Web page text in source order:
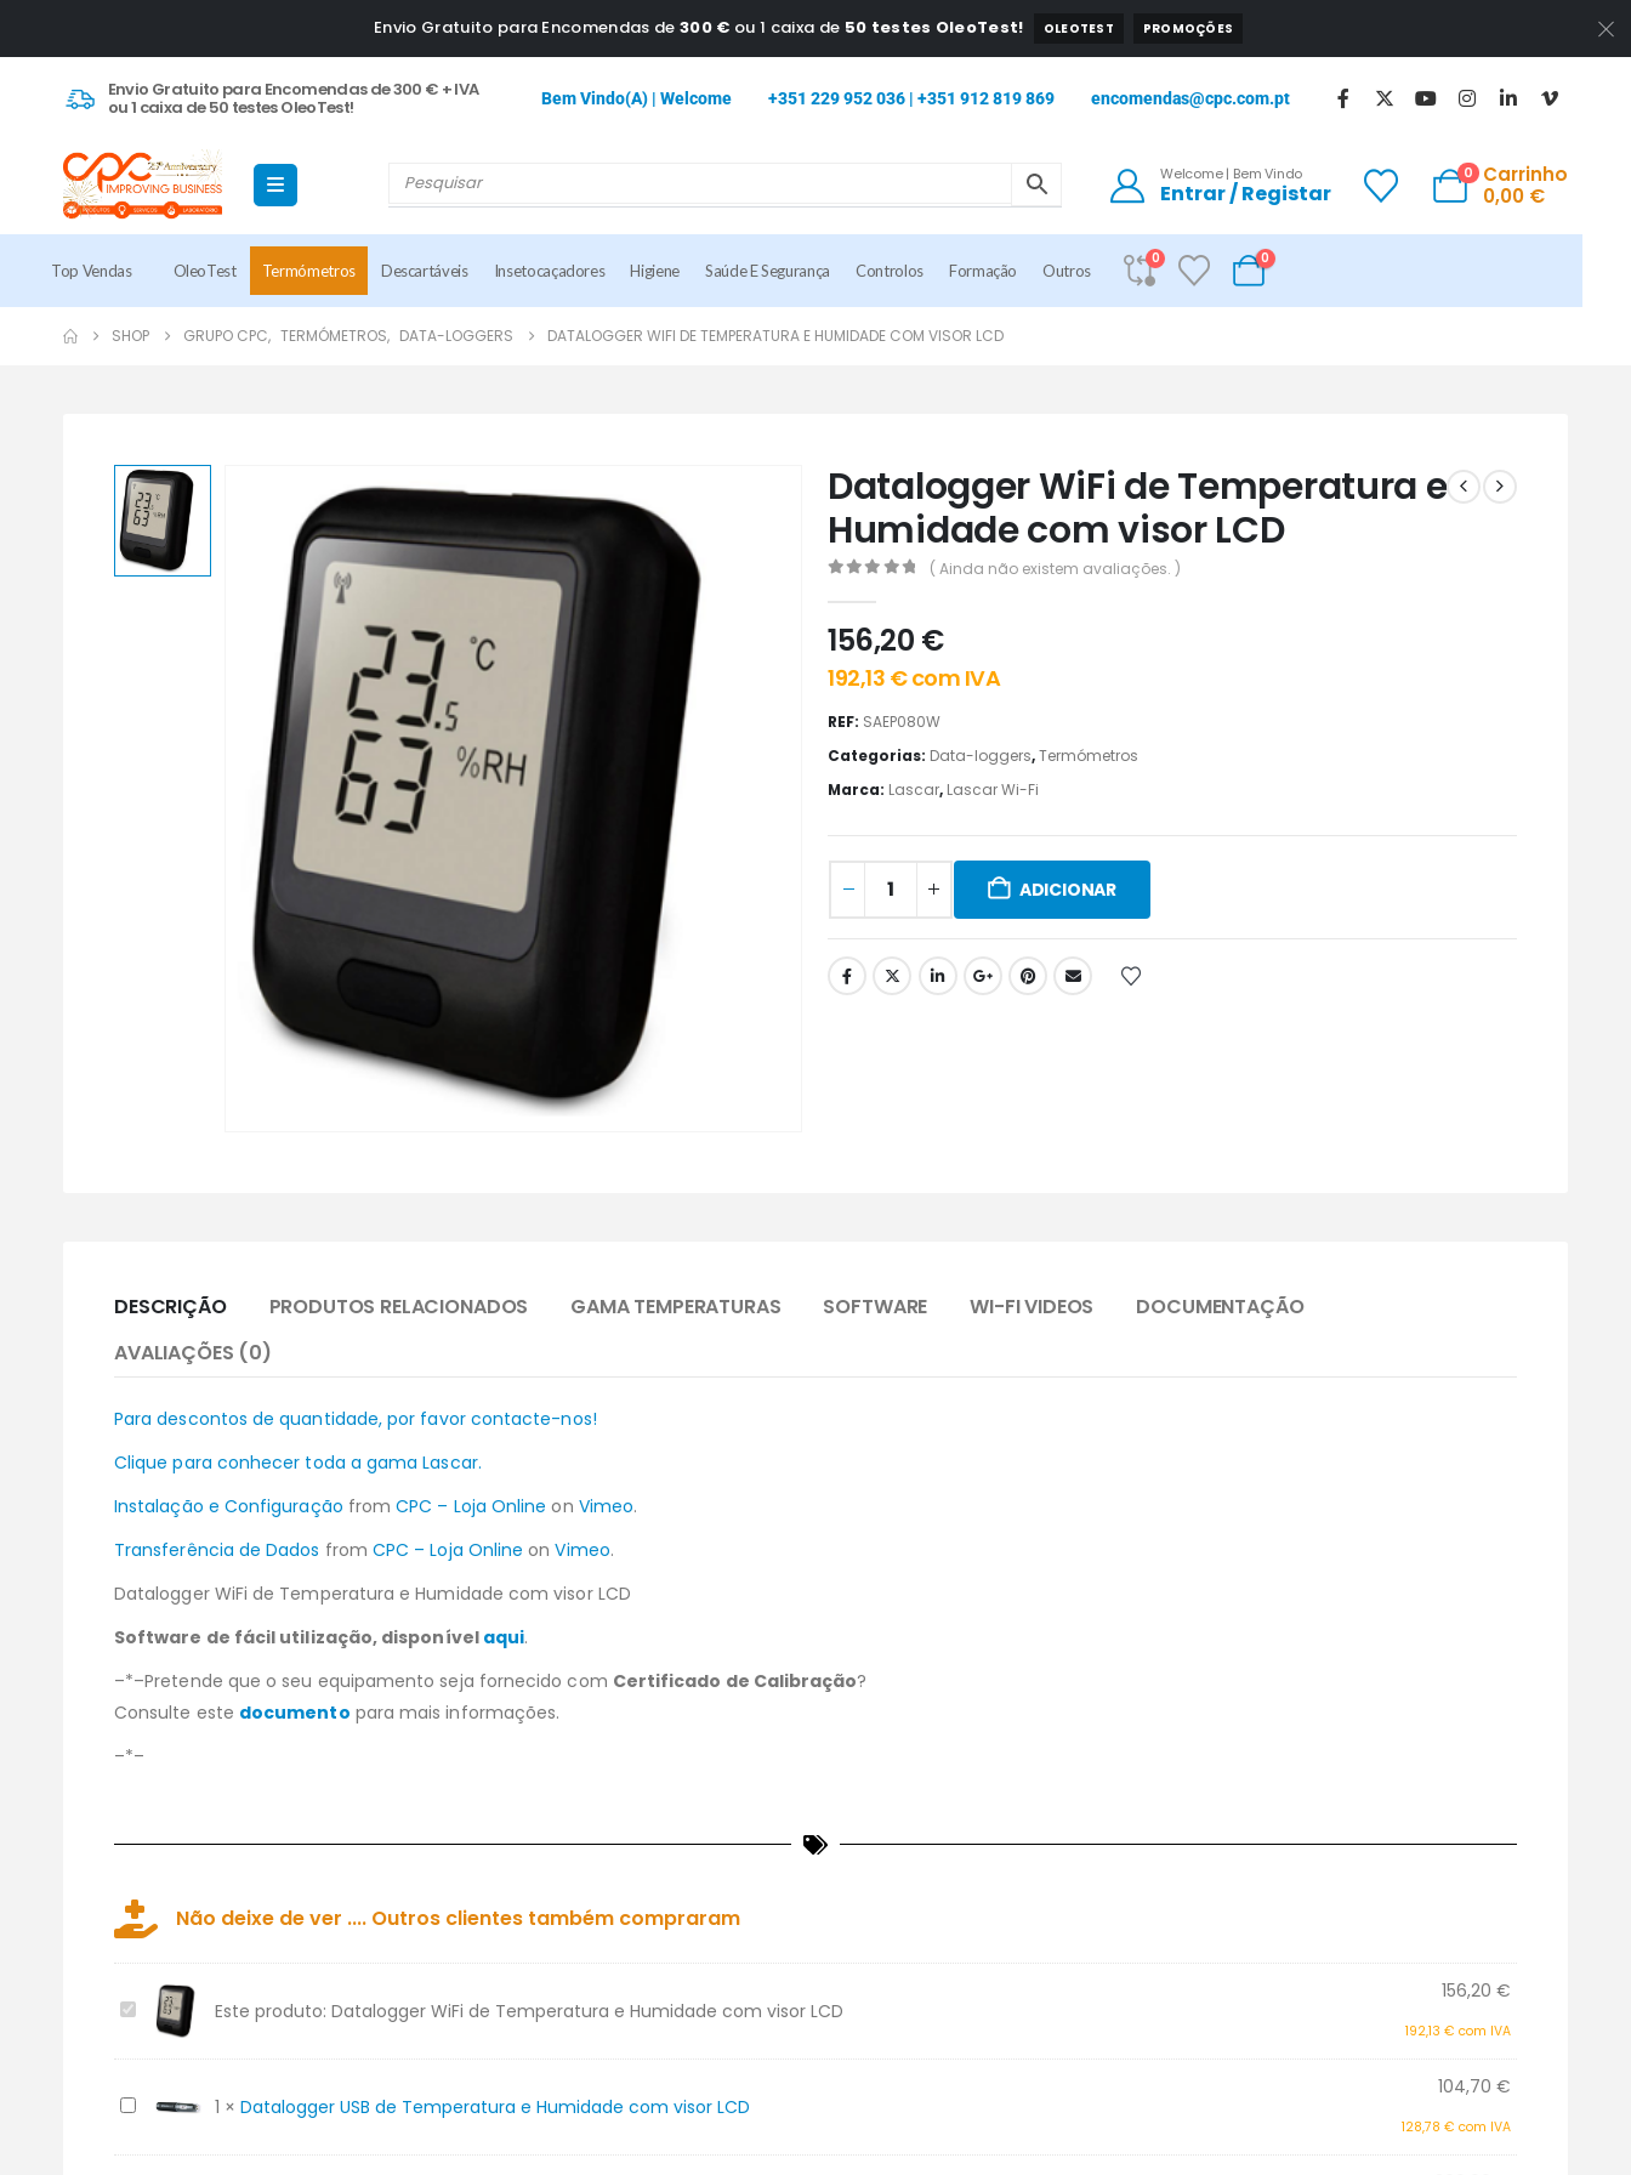
Envio Gratuito para Encomendas de300 € ou 1 caixa de 50 testes OleoTest! OLEOTEST PROMOÇÕES
Envio Gratuito para Encomendas de 300 € + IVA
ou 1 caixa de 50 testes OleoTest! Bem Vindo(a) | Welcome +351 229 952 036 | +351 912 819 869 encomendas@cpc.com.pt
Welcome | Bem Vindo
Entrar / Registar
0
Carrinho
0,00 €
Top Vendas OleoTest Termómetros Descartáveis Insetocaçadores Higiene Saúde E Segurança Controlos Formação Outros
0 0
SHOP GRUPO CPC, TERMÓMETROS, DATA-LOGGERS DATALOGGER WIFI DE TEMPERATURA E HUMIDADE COM VISOR LCD
Datalogger WiFi de Temperatura e
Humidade com visor LCD
( Ainda não existem avaliações. )
156,20 €
192,13 €com IVA
REF: SAEP080W
Categorias: Data-loggers,Termómetros
Marca: Lascar, Lascar Wi-Fi
ADICIONAR
DESCRIÇÃO PRODUTOS RELACIONADOS GAMA TEMPERATURAS SOFTWARE WI-FI VIDEOS
DOCUMENTAÇÃO
AVALIAÇÕES (0)
Para descontos de quantidade, por favor contacte-nos!
Clique para conhecer toda a gama Lascar.
Instalação e Configuração fromCPC – Loja Online on Vimeo.
Transferência de Dados from CPC – Loja Online onVimeo.
Datalogger WiFi de Temperatura e Humidade com visor LCD
Software de fácil utilização, disponível aqui.
–*–Pretende que o seu equipamento seja fornecido com Certificado de Calibração?
Consulte este documento para mais informações.
–*–
Não deixe de ver .... Outros clientes também compraram
Datalogger
Temperatura
Humidade
Este produto: Datalogger WiFi de Temperatura e Humidade com visor LCD
156,20 €
192,13 € com IVA
Datalogger 1 × Datalogger USB de Temperatura e Humidade com visor LCD
104,70 €
128,78 € com IVA